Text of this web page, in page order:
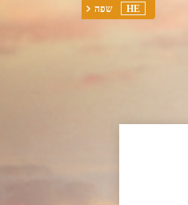
HE שפה